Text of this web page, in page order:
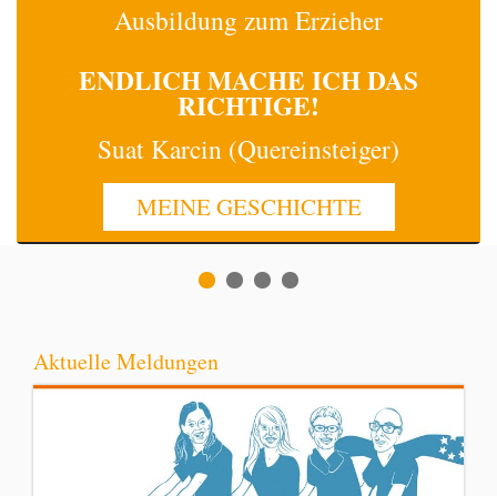
Ausbildung zum Erzieher
ENDLICH MACHE ICHDAS
RICHTIGE!
Suat Karcin (Quereinsteiger)
MEINE GESCHICHTE
Aktuelle Meldungen